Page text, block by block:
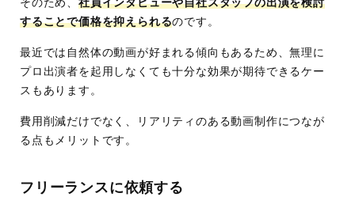
そのため、 社員インタビューや自社スタッフの出演を検討
することで価格を抑えられるのです。
最近では自然体の動画が好まれる傾向もあるため、無理に
プロ出演者を起用しなくても十分な効果が期待できるケー
スもあります。
費用削減だけでなく、リアリティのある動画制作につなが
る点もメリットです。
フリーランスに依頼する